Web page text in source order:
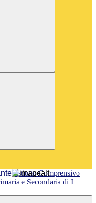
Istituto Comprensivo
e Secondaria di I